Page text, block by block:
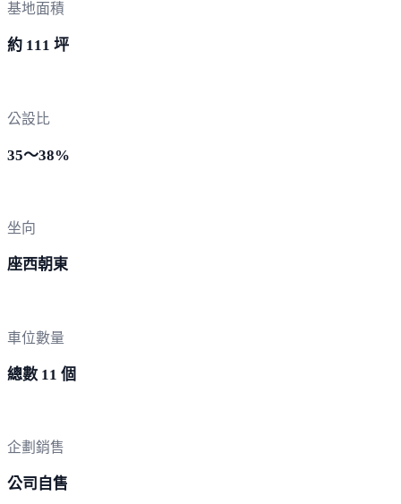
基地面積
約 111 坪
公設比
35～38%
坐向
座西朝東
車位數量
總數 11 個
企劃銷售
公司自售